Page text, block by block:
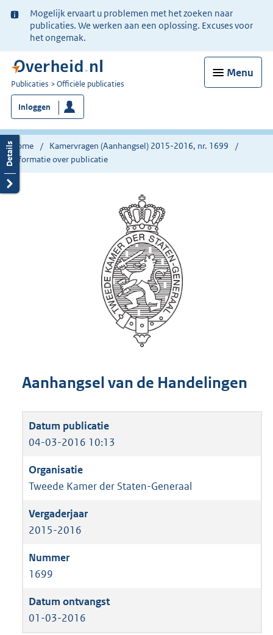
Ter
informatie:
Mogelijk ervaart u problemen met het zoeken naar
publicaties. We werken aan een oplossing. Excuses voor
het ongemak.
Menu
U
bent
nu
hier:
Publicaties Officiële publicaties
Inloggen
Home
Kamervragen (Aanhangsel) 2015-2016, nr. 1699
Informatie over publicatie
Aanhangsel van de Handelingen
04-03-2016 10:13
Tweede Kamer der Staten-Generaal
2015-2016
1699
01-03-2016